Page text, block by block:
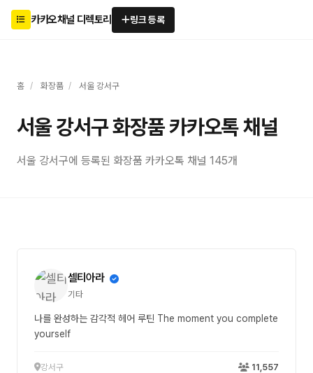
카카오채널 디렉토리 링크 등록
홈 / 화장품 / 서울 강서구
서울 강서구 화장품 카카오톡 채널
서울 강서구에 등록된 화장품 카카오톡 채널 145개
셀티아라
기타
나를 완성하는 감각적 헤어 루틴 The moment you complete
yourself
강서구 11,557